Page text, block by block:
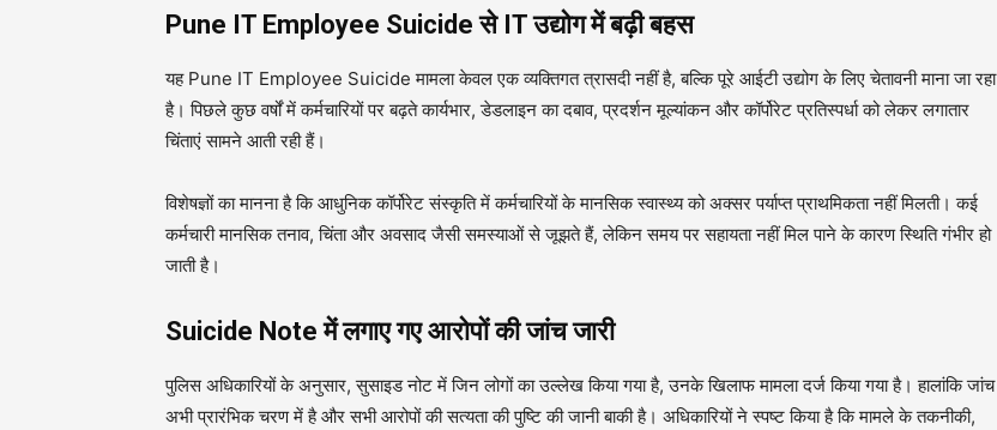
Pune IT Employee Suicide से IT उद्योग में बढ़ी बहस
यह Pune IT Employee Suicide मामला केवल एक व्यक्तिगत त्रासदी नहीं है, बल्कि पूरे आईटी उद्योग के लिए चेतावनी माना जा रहा
है। पिछले कुछ वर्षों में कर्मचारियों पर बढ़ते कार्यभार, डेडलाइन का दबाव, प्रदर्शन मूल्यांकन और कॉर्पोरेट प्रतिस्पर्धा को लेकर लगातार
चिंताएं सामने आती रही हैं।
विशेषज्ञों का मानना है कि आधुनिक कॉर्पोरेट संस्कृति में कर्मचारियों के मानसिक स्वास्थ्य को अक्सर पर्याप्त प्राथमिकता नहीं मिलती। कई
कर्मचारी मानसिक तनाव, चिंता और अवसाद जैसी समस्याओं से जूझते हैं, लेकिन समय पर सहायता नहीं मिल पाने के कारण स्थिति गंभीर हो
जाती है।
Suicide Note में लगाए गए आरोपों की जांच जारी
पुलिस अधिकारियों के अनुसार, सुसाइड नोट में जिन लोगों का उल्लेख किया गया है, उनके खिलाफ मामला दर्ज किया गया है। हालांकि जांच
अभी प्रारंभिक चरण में है और सभी आरोपों की सत्यता की पुष्टि की जानी बाकी है। अधिकारियों ने स्पष्ट किया है कि मामले के तकनीकी,